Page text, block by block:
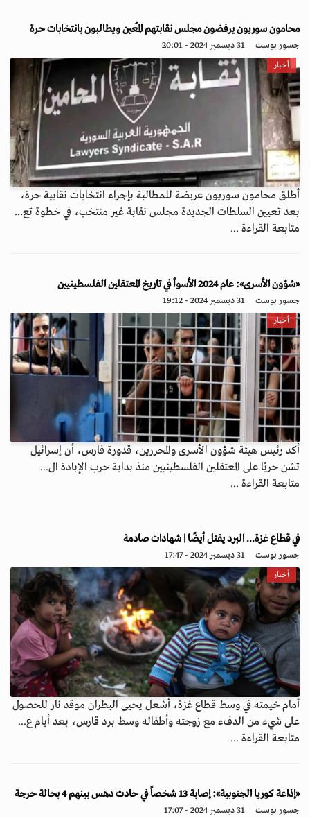
محامون سوريون يرفضون مجلس نقابتهم المُعين ويطالبون بانتخابات حرة
جسور بوست 31 ديسمبر 2024 - 20:01
أخبار
أطلق محامون سوريون عريضة للمطالبة بإجراء انتخابات نقابية حرة،
بعد تعيين السلطات الجديدة مجلس نقابة غير منتخب، في خطوة تع...
متابعة القراءة ...
«شؤون الأسرى»: عام 2024 الأسوأ في تاريخ المعتقلين الفلسطينيين
جسور بوست 31 ديسمبر 2024 - 19:12
أخبار
أكد رئيس هيئة شؤون الأسرى والمحررين، قدورة فارس، أن إسرائيل
تشن حربًا على المعتقلين الفلسطينيين منذ بداية حرب الإبادة ال...
متابعة القراءة ...
في قطاع غزة... البرد يقتل أيضًا | شهادات صادمة
جسور بوست 31 ديسمبر 2024 - 17:47
أخبار
أمام خيمته في وسط قطاع غزة، أشعل يحيى البطران موقد نار للحصول
على شيء من الدفء مع زوجته وأطفاله وسط برد قارس، بعد أيام ع...
متابعة القراءة ...
«إذاعة كوريا الجنوبية»: إصابة 13 شخصاً في حادث دهس بينهم 4 بحالة حرجة
جسور بوست 31 ديسمبر 2024 - 17:07